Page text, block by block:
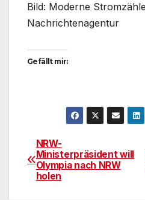
Bild: Moderne
Nachrichtenagentur
Gefällt mir:
NRW-
Ministerpräsident will
Olympia nach NRW
holen